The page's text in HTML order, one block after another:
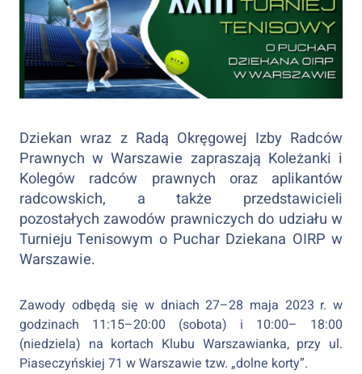
Dziekan wraz z Radą Okręgowej Izby Radców
Prawnych w Warszawie zapraszają Koleżanki i
Kolegów radców prawnych oraz aplikantów
radcowskich, a także przedstawicieli
pozostałych zawodów prawniczych do udziału w
Turnieju Tenisowym o Puchar Dziekana OIRP w
Warszawie.
Zawody odbędą się w dniach 27–28 maja 2023 r. w
godzinach 11:15–20:00 (sobota) i 10:00– 18:00
(niedziela) na kortach Klubu Warszawianka, przy ul.
Piaseczyńskiej 71 w Warszawie tzw. „dolne korty”.